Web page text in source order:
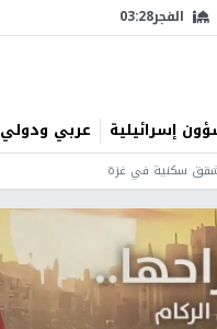
الفجر03:28
إسرائيلية عربي ودولي
شقق سكنية في غزة